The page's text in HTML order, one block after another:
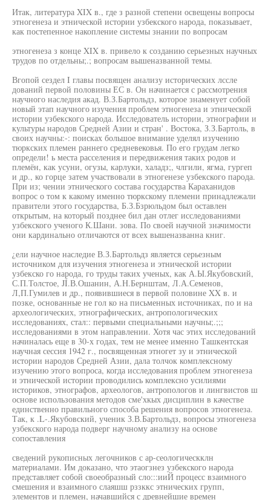
Итак, литература XIX в., где з разной степени освещены вопросы
этногенеза и этнической истории узбекского народа, показывает,
как постепенное накопление системы знании по вопросам
этногенеза з конце XIX в. привело к созданию серьезных научных
трудов по отдельны;.; вопросам вышеназванной темы.
Вгопой сездел I главы посвящен анализу исторических лссле
дований первой половины ЕС в. Он начинается с рассмотрения
научного наследия акад. В.З.Бартольдз, которое знаменует собой
новый этап научного изучения проблем этногенеза и этнической
истории узбекского народа. Исследователь истории, этнографии и
культуры народов Средней Азии и стран' . Востока, З.З.Бартоль, в
своих научны:-: поисках большое внимание уделял изучению
тюркских племен раннего средневековья. По его грудам легко
определи! ь места расселения и передвижения таких родов и
племён, как усуни, огузы, карлуки, халадз;, члгили, ягма, гургеп
и др., ко горце затем участвовали в этногенезе узбекского парода.
При из; чении этнического состава государства Караханидов
вопрос о том к какому именно тюркскому племени принадлежали
правители этого государства, Б.З.Бзрюльдом был оставлен
открытым, на который позднее бил дан отлег исследованиями
узбекского ученого К.Шани. зова. По своей научной значимости
они кардинально отличаются от всех вышеназванна книг.
¿ели научное наследие В.З.Бартольдз является серьезным
источником для изучения этногенеза и этнической истории
узбекско го народа, го труды таких ученых, как А.Ы.Якубовский,
С.П.Толстое, JÍ.В.Ошанин, А.Н.Бернштам, Л.А.Семенов,
Л,П.Гумилев и др., появившиеся в первой половине XX в. и
позке, основанные не гол ко на письменных источниках, по и на
археологических, этнографических, антропологических
исследованиях, стал:: первыми специальными научны;.;;;
исследованиями в этом направлении. Хотя час этих исследований
начиналась еще в 30-х годах, тем не менее именно Ташкентская
научная сессия 1942 г., посвященная этногет зу и этнической
истории народов Средней Азии, дала толчок комплексному
изучению этого вопроса, когда исследования проблем этногенеза
и этнической истории проводились комплексно усилиями
историков, этнографов, археологов, антропологов и лингвистов ш
основе использования методов сме'хкых дисциплин в качестве
единственно правильного способа решения вопросов этногенеза.
Так, к .L-.Якубовский, ученик З.В.Бартольдз, вопросы этногенеза
узбекского народа подверг научному анализу на основе
сопоставления
сведений рукописных легочников с ар-сеологическклн
материалами. Им доказано, что этаогзнез узбекского народа
представляет собой своеобразный сло:::ииЙ процесс взаимного
смешения и взаимного слаяшш рззккс этнических групп,
элементов и племен, начавшийся с древнейшие времен